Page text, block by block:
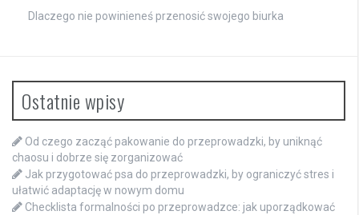
Dlaczego nie powinieneś przenosić swojego biurka
Ostatnie wpisy
Od czego zacząć pakowanie do przeprowadzki, by uniknąć
chaosu i dobrze się zorganizować
Jak przygotować psa do przeprowadzki, by ograniczyć stres i
ułatwić adaptację w nowym domu
Checklista formalności po przeprowadzce: jak uporządkować